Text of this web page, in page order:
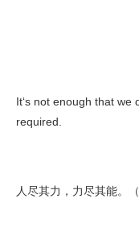
It‘s not enough that we
required.
人尽其力，力尽其能。